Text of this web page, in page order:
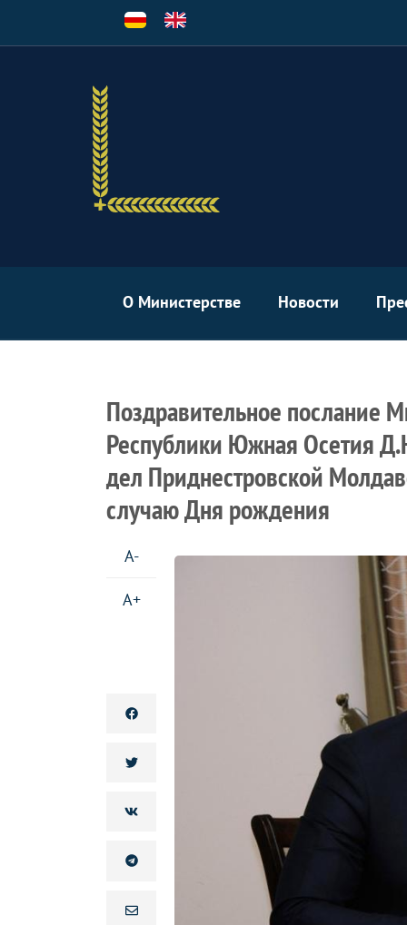
О Министерстве Новости
Поздравительное послание
Республики Южная Осетия
дел Приднестровской
случаю Дня рождения
A-
A+